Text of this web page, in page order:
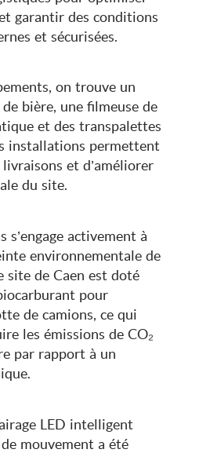
garantir des conditions
et sécurisées.
on trouve un
bière, une filmeuse de
et des transpalettes
installations permettent
et d’améliorer
du site.
s’engage activement à
environnementale de
site de Caen est doté
pour
de camions, ce qui
les émissions de CO₂
par rapport à un
LED intelligent
mouvement a été